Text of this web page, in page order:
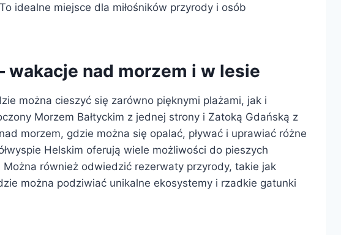
idealne miejsce dla miłośników przyrody i osób
wakacje nad morzem i w lesie
można cieszyć się zarówno pięknymi plażami, jak i
Morzem Bałtyckim z jednej strony i Zatoką Gdańską z
morzem, gdzie można się opalać, pływać i uprawiać różne
Helskim oferują wiele możliwości do pieszych
również odwiedzić rezerwaty przyrody, takie jak
można podziwiać unikalne ekosystemy i rzadkie gatunki